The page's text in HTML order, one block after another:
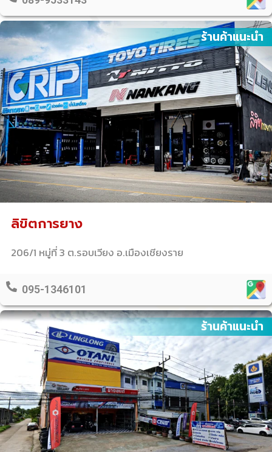
ร้านค้าแนะนำ
ลิขิตการยาง
206/1 หมู่ที่ 3 ต.รอบเวียง อ.เมืองเชียงราย
095-1346101
ร้านค้าแนะนำ